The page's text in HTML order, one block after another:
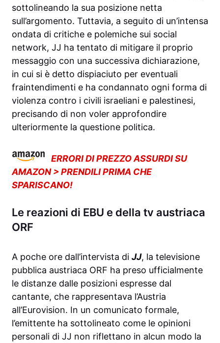
sottolineando la sua posizione netta
sull’argomento. Tuttavia, a seguito di un’intensa
ondata di critiche e polemiche sui social
network, JJ ha tentato di mitigare il proprio
messaggio con una successiva dichiarazione,
in cui si è detto dispiaciuto per eventuali
fraintendimenti e ha condannato ogni forma di
violenza contro i civili israeliani e palestinesi,
precisando di non voler approfondire
ulteriormente la questione politica.
ERRORI DI PREZZO ASSURDI SU
AMAZON > PRENDILI PRIMA CHE
SPARISCANO!
Le reazioni di EBU e della tv austriaca
ORF
A poche ore dall’intervista di JJ, la televisione
pubblica austriaca ORF ha preso ufficialmente
le distanze dalle posizioni espresse dal
cantante, che rappresentava l’Austria
all’Eurovision. In un comunicato formale,
l’emittente ha sottolineato come le opinioni
personali di JJ non riflettano in alcun modo la